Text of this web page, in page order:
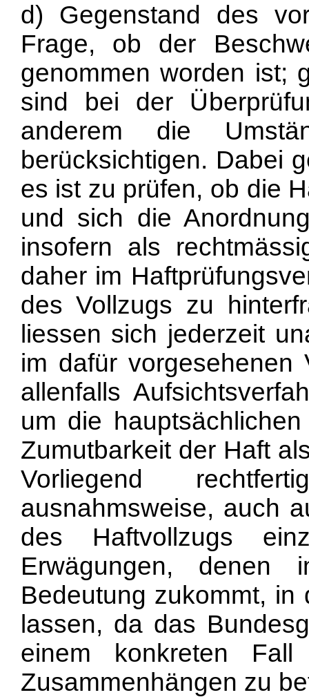
d) Gegenstand des
Frage, ob der
genommen worden ist;
sind bei der
anderem die
berücksichtigen. Dabei
es ist zu prüfen, ob die
und sich die
insofern als
daher im
des Vollzugs zu
liessen sich jederzeit
im dafür vorgesehenen
allenfalls
um die
Zumutbarkeit der Haft
Vorliegend
ausnahmsweise, auch
des Haftvollzugs
Erwägungen, denen
Bedeutung zukommt,
lassen, da das
einem konkreten Fall
Zusammenhängen zu